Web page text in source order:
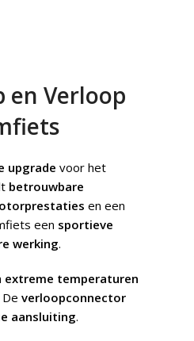
en Verloop
upgrade voor het
betrouwbare
en een
een sportieve
werking.
extreme temperaturen
verloopconnector
aansluiting.